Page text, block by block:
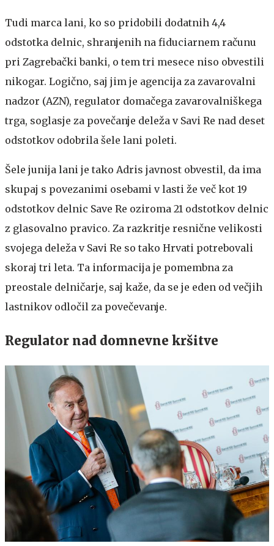
Tudi marca lani, ko so pridobili dodatnih 4,4
odstotka delnic, shranjenih na fiduciarnem računu
pri Zagrebački banki, o tem tri mesece niso obvestili
nikogar. Logično, saj jim je agencija za zavarovalni
nadzor (AZN), regulator domačega zavarovalniškega
trga, soglasje za povečanje deleža v Savi Re nad deset
odstotkov odobrila šele lani poleti.
Šele junija lani je tako Adris javnost obvestil, da ima
skupaj s povezanimi osebami v lasti že več kot 19
odstotkov delnic Save Re oziroma 21 odstotkov delnic
z glasovalno pravico. Za razkritje resnične velikosti
svojega deleža v Savi Re so tako Hrvati potrebovali
skoraj tri leta. Ta informacija je pomembna za
preostale delničarje, saj kaže, da se je eden od večjih
lastnikov odločil za povečevanje.
Regulator nad domnevne kršitve